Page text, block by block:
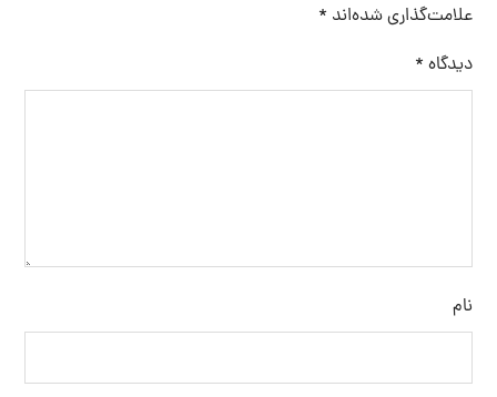
ایمیل
ذخیره نام، ایمیل و وبسایت من در مرورگر برای زمانی که دوباره
دیدگاهی می‌نویسم.